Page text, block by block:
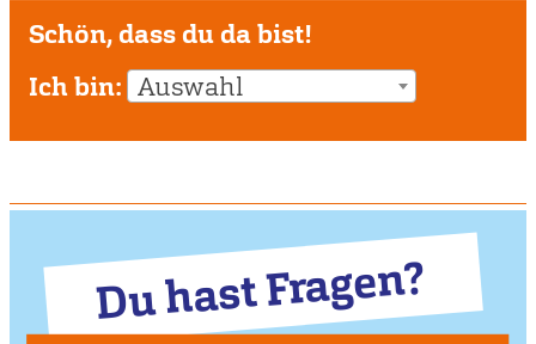
Schön, dass du da bist!
Ich bin: Auswahl
Du hast Fragen?